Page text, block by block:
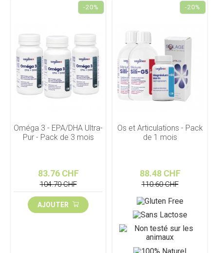
-20%
Oméga 3 - EPA/DHA Ultra-
Pur - Pack de 3 mois
83.76 CHF
104.70 CHF
AJOUTER
-20%
Os et Articulations - Pack
de 1 mois
88.48 CHF
110.60 CHF